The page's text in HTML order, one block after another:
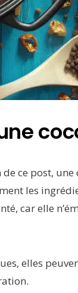
ce post,
les
car elle
elles